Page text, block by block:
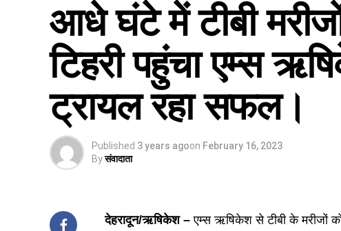
आधे घंटे में टीबी
टिहरी पहुंचा एम्स
ट्रायल रहा सफल।
Published 3 years agoon February 16, 2023
Byसंवादाता
देहरादून/ऋषिकेश –एम्स ऋषिकेश से टीबी के मरीजों